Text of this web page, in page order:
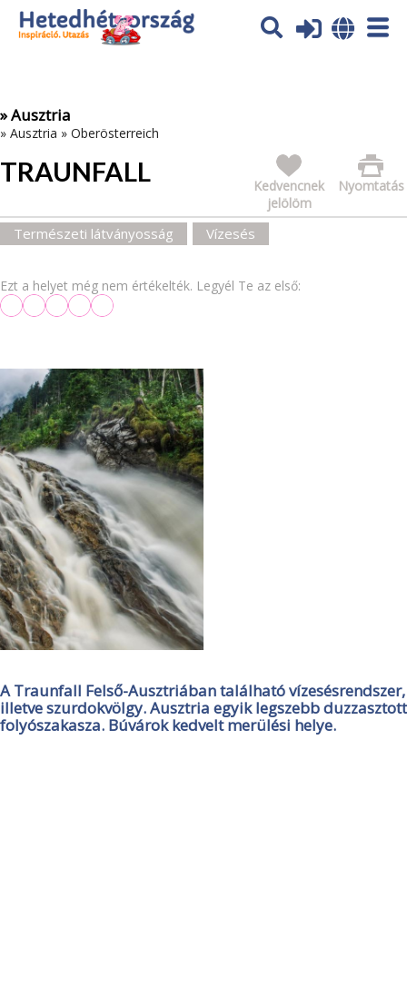
Az oldal sütiket (cookies) használ. További tájékoztatás itt:
Adatvédelmi tájékoztató
» Ausztria
» Ausztria » Oberösterreich
TRAUNFALL Nyomtatás
Kedvencnek
jelölöm
Természeti látványosság Vízesés
Ezt a helyet még nem értékelték. Legyél Te az első:
A Traunfall Felső-Ausztriában található vízesésrendszer,
illetve szurdokvölgy. Ausztria egyik legszebb duzzasztott
folyószakasza. Búvárok kedvelt merülési helye.